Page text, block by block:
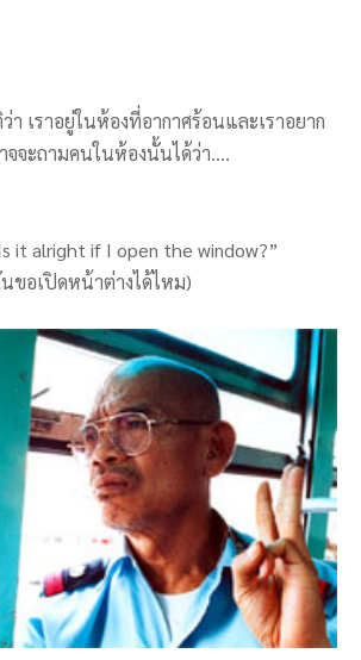
เราอยู่ในห้องที่อากาศร้อนและเราอยาก
จจะถามคนในห้องนั้นได้ว่า….
it alright if I open the window?”
ขอเปิดหน้าต่างได้ไหม)